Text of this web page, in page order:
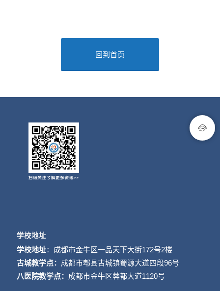
回到首页
学校地址
学校地址：成都市金牛区一品天下大街172号2楼
古城教学点： 成都市郫县古城镇蜀源大道四段96号
八医院教学点： 成都市金牛区蓉都大道1120号